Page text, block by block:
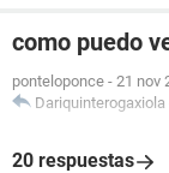
como puedo
ponteloponce - 21 nov
Dariquinterogaxiola
20 respuestas